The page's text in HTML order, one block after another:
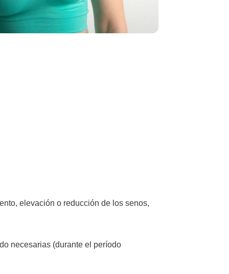
elevación o reducción de los senos,
necesarias (durante el período